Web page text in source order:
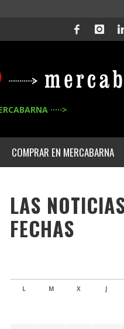
·····>
COMPRAR EN MERCABARNA
LAS
FECHAS
L M X J